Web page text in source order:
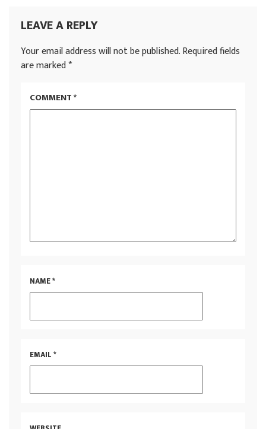
LEAVE A REPLY
Your email address will not be published.Required fields
are marked*
COMMENT*
NAME*
EMAIL*